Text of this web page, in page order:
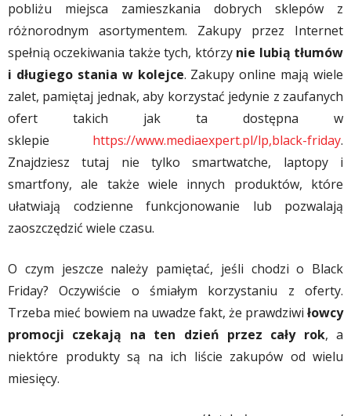
pobliżu miejsca zamieszkania dobrych sklepów z
różnorodnym asortymentem. Zakupy przez Internet
spełnią oczekiwania także tych, którzy nie lubią tłumów
i długiego stania w kolejce. Zakupy online mają wiele
zalet, pamiętaj jednak, aby korzystać jedynie z zaufanych
ofert takich jak ta dostępna w
sklepie https://www.mediaexpert.pl/lp,black-friday.
Znajdziesz tutaj nie tylko smartwatche, laptopy i
smartfony, ale także wiele innych produktów, które
ułatwiają codzienne funkcjonowanie lub pozwalają
zaoszczędzić wiele czasu.
O czym jeszcze należy pamiętać, jeśli chodzi o Black
Friday? Oczywiście o śmiałym korzystaniu z oferty.
Trzeba mieć bowiem na uwadze fakt, że prawdziwi łowcy
promocji czekają na ten dzień przez cały rok, a
niektóre produkty są na ich liście zakupów od wielu
miesięcy.